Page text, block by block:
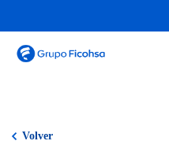
Volver